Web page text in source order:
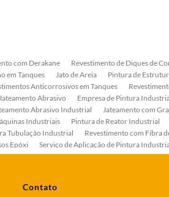
com Derakane Revestimento de Diques de
em Tanques Jato de Areia Pintura de
Anticorrosivos em Tanques
Abrasivo Empresa de Pintura
Abrasivo Industrial Jateamento com
Industriais Pintura de Reator Industrial
Tubulação Industrial Revestimento com Fibra
Epóxi Serviço de Aplicação de Pintura
de Bombas Industriais Serviço de Pintura de
Contato